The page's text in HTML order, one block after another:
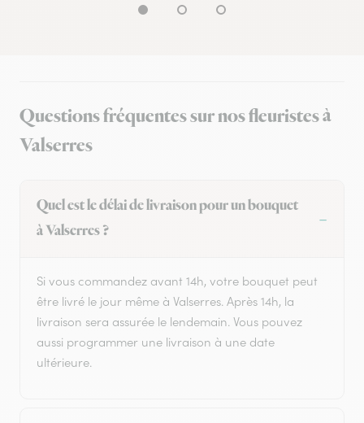
Questions fréquentes sur nos fleuristes à
Valserres
Quel est le délai de livraison pour un bouquet
à Valserres ?
Si vous commandez avant 14h, votre bouquet peut
être livré le jour même à Valserres. Après 14h, la
livraison sera assurée le lendemain. Vous pouvez
aussi programmer une livraison à une date
ultérieure.